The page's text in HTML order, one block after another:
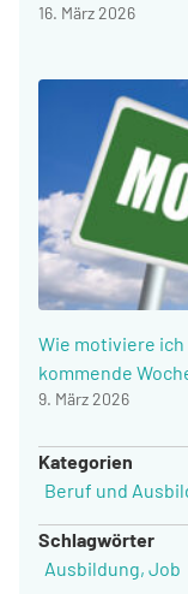
16. März 2026
Wie motiviere
kommende
9. März 2026
Kategorien
Beruf und
Schlagwörter
Ausbildung, Job